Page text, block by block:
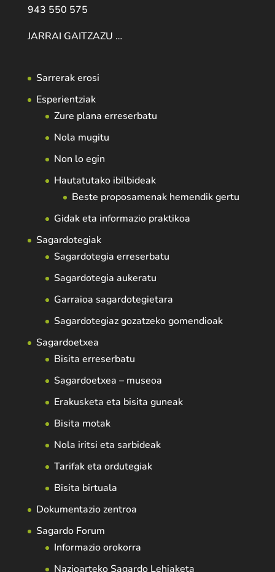
943 550 575
JARRAI GAITZAZU …
Sarrerak erosi
Esperientziak
Zure plana erreserbatu
Nola mugitu
Non lo egin
Hautatutako ibilbideak
Beste proposamenak hemendik gertu
Gidak eta informazio praktikoa
Sagardotegiak
Sagardotegia erreserbatu
Sagardotegia aukeratu
Garraioa sagardotegietara
Sagardotegiaz gozatzeko gomendioak
Sagardoetxea
Bisita erreserbatu
Sagardoetxea – museoa
Erakusketa eta bisita guneak
Bisita motak
Nola iritsi eta sarbideak
Tarifak eta ordutegiak
Bisita birtuala
Dokumentazio zentroa
Sagardo Forum
Informazio orokorra
Nazioarteko Sagardo Lehiaketa